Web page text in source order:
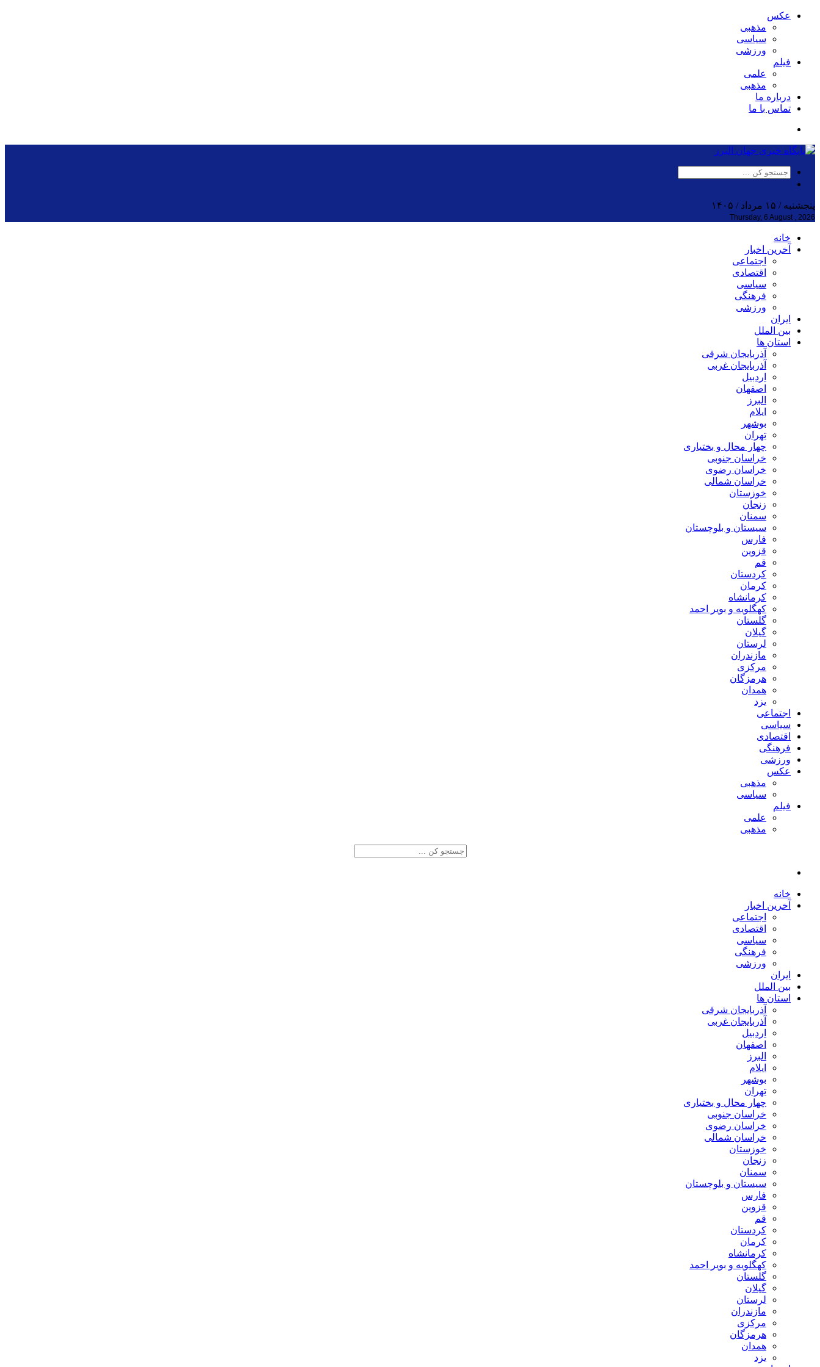
عکس
مذهبی
سیاسی
ورزشی
فیلم
علمی
مذهبی
درباره ما
تماس با ما
پنجشنبه / ۱۵ مرداد / ۱۴۰۵
Thursday, 6 August , 2026
خانه
آخرین اخبار
اجتماعی
اقتصادی
سیاسی
فرهنگی
ورزشی
ایران
بین الملل
استان ها
آذربایجان شرقی
آذربایجان غربی
اردبیل
اصفهان
البرز
ایلام
بوشهر
تهران
چهار محال و بختیاری
خراسان جنوبی
خراسان رضوی
خراسان شمالی
خوزستان
زنجان
سمنان
سیستان و بلوچستان
فارس
قزوین
قم
کردستان
کرمان
کرمانشاه
کهگلویه و بویر احمد
گلستان
گیلان
لرستان
مازندران
مرکزی
هرمزگان
همدان
یزد
اجتماعی
سیاسی
اقتصادی
فرهنگی
ورزشی
عکس
مذهبی
سیاسی
فیلم
علمی
مذهبی
خانه
آخرین اخبار
اجتماعی
اقتصادی
سیاسی
فرهنگی
ورزشی
ایران
بین الملل
استان ها
آذربایجان شرقی
آذربایجان غربی
اردبیل
اصفهان
البرز
ایلام
بوشهر
تهران
چهار محال و بختیاری
خراسان جنوبی
خراسان رضوی
خراسان شمالی
خوزستان
زنجان
سمنان
سیستان و بلوچستان
فارس
قزوین
قم
کردستان
کرمان
کرمانشاه
کهگلویه و بویر احمد
گلستان
گیلان
لرستان
مازندران
مرکزی
هرمزگان
همدان
یزد